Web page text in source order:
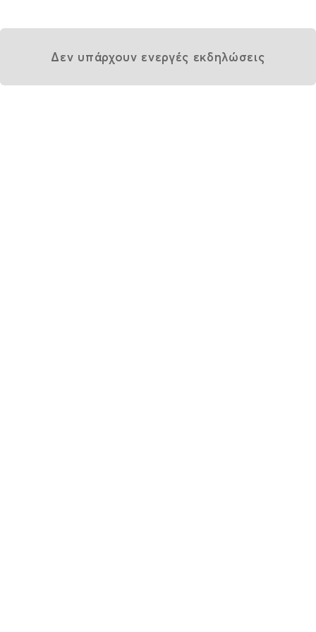
Δεν υπάρχουν ενεργές εκδηλώσεις